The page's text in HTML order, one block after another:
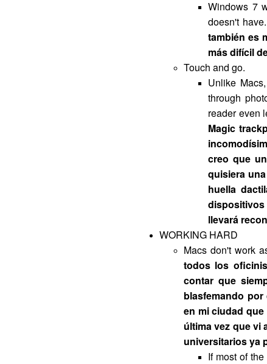
Windows 7
doesn't
también es
más difícil
Touch and go.
Unlike
through
reader even
Magic
creo que
quisiera
huella
llevará
WORKING HARD
Macs don't work
todos los
contar que
blasfemando
en mi ciudad
última vez que vi
universitarios ya
If most of